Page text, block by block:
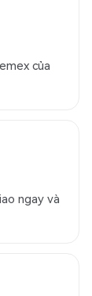
của
ngay và